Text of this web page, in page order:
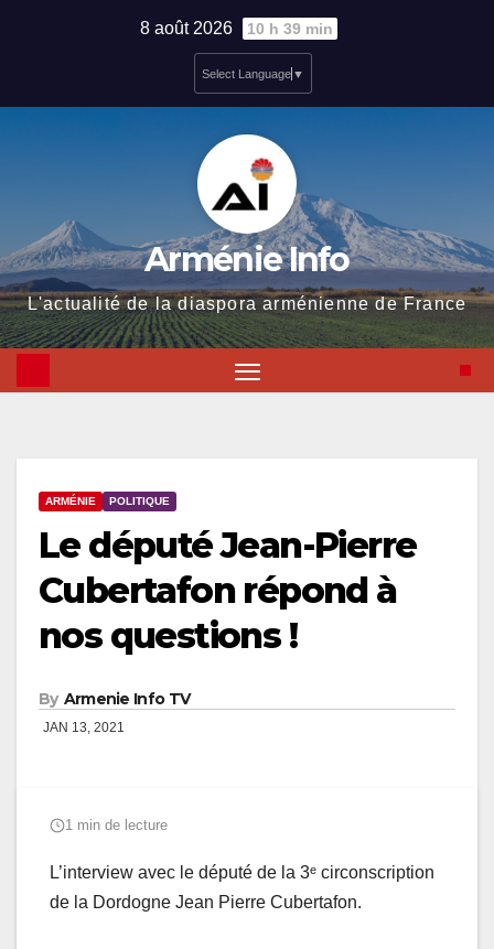
8 août 2026 10 h 39 min
Select Language ▼
Arménie Info
L'actualité de la diaspora arménienne de France
ARMÉNIE POLITIQUE
Le député Jean-Pierre
Cubertafon répond à
nos questions !
By Armenie Info TV
JAN 13, 2021
1 min de lecture
L’interview avec le député de la 3ᵉ circonscription
de la Dordogne Jean Pierre Cubertafon.